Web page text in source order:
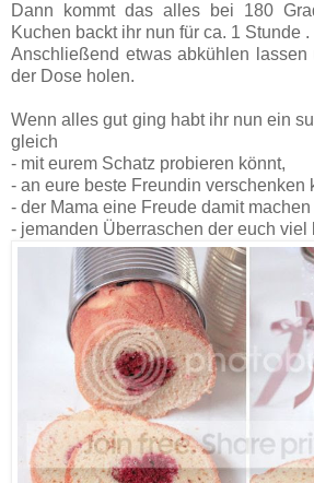
Dann kommt das alles bei 180
Kuchen backt ihr nun für ca. 1 Stunde .
Anschließend etwas abkühlen
der Dose holen.
Wenn alles gut ging habt ihr nun ein
gleich
- mit eurem Schatz probieren könnt,
- an eure beste Freundin verschenken
- der Mama eine Freude damit machen
- jemanden Überraschen der euch